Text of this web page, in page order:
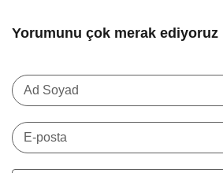
Yorumunu çok merak ediyoruz
Ad Soyad
E-posta